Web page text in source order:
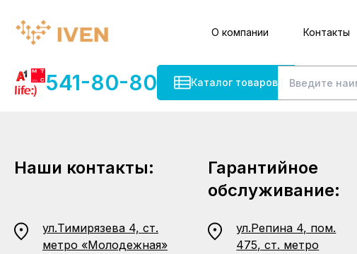
О компании Контакты
541-80-80 Каталог товаров
Наши контакты:
ул.Тимирязева 4, ст.
метро «Молодежная»
Гарантийное
обслуживание:
ул.Репина 4, пом.
475, ст. метро